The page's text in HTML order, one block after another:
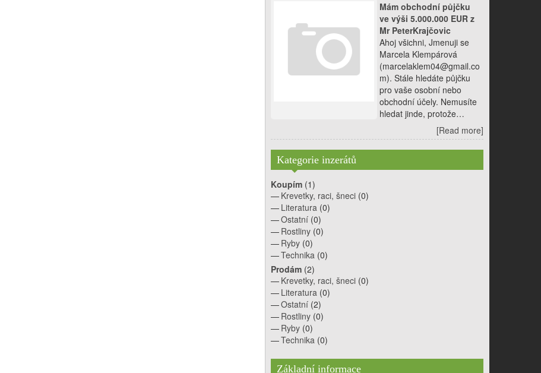
Mám obchodní půjčku
ve výši 5.000.000 EUR z
Mr PeterKrajčovic
Ahoj všichni, Jmenuji se
Marcela Klempárová
(marcelaklem04@gmail.co
m). Stále hledáte půjčku
pro vaše osobní nebo
obchodní účely. Nemusíte
hledat jinde, protože…
[Read more]
Kategorie inzerátů
Koupím (1)
Krevetky, raci, šneci (0)
Literatura (0)
Ostatní (0)
Rostliny (0)
Ryby (0)
Technika (0)
Prodám (2)
Krevetky, raci, šneci (0)
Literatura (0)
Ostatní (2)
Rostliny (0)
Ryby (0)
Technika (0)
Základní informace